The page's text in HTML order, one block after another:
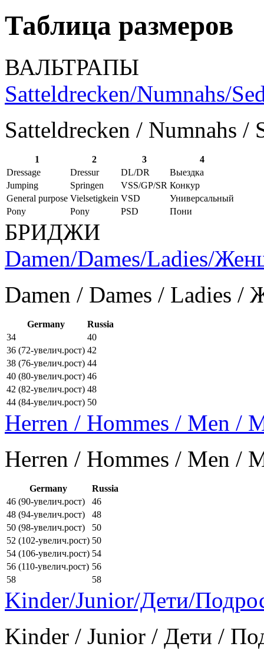
Таблица размеров
ВАЛЬТРАПЫ
Satteldrecken/Numnahs/
Satteldrecken / Numnahs /
1 2 3
4
Dressage
Dressur DL/DR
Выездка
Jumping
Springen VSS/GP/SR Конкур
General purpose Vielsetigkein VSD
Универсальный
Pony
Pony PSD Пони
БРИДЖИ
Damen/Dames/Ladies/
Damen / Dames / Ladies
Germany
Russia
34
40
36 (72-увелич.рост) 42
38 (76-увелич.рост) 44
40 (80-увелич.рост) 46
42 (82-увелич.рост) 48
44 (84-увелич.рост) 50
Herren / Hommes / Men /
Herren / Hommes / Men /
Germany
Russia
46 (90-увелич.рост)
46
48 (94-увелич.рост)
48
50 (98-увелич.рост)
50
52 (102-увелич.рост) 50
54 (106-увелич.рост) 54
56 (110-увелич.рост) 56
58
58
Kinder/Junior/Дети/
Kinder / Junior / Дети /